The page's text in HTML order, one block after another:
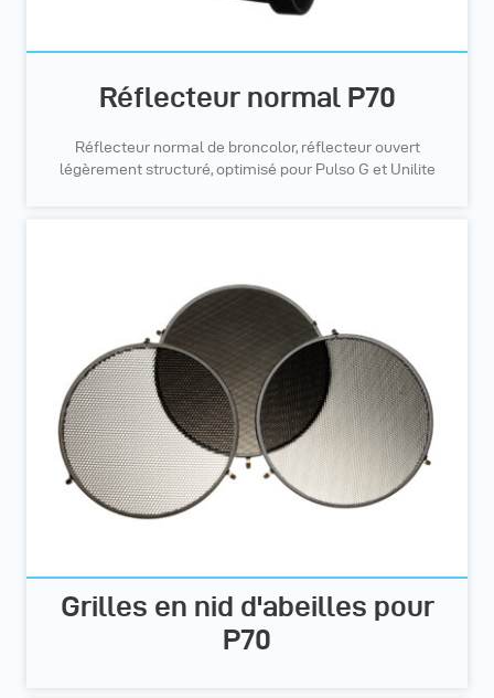
Réflecteur normal P70
Réflecteur normal de broncolor, réflecteur ouvert
légèrement structuré, optimisé pour Pulso G et Unilite
Grilles en nid d'abeilles pour
P70